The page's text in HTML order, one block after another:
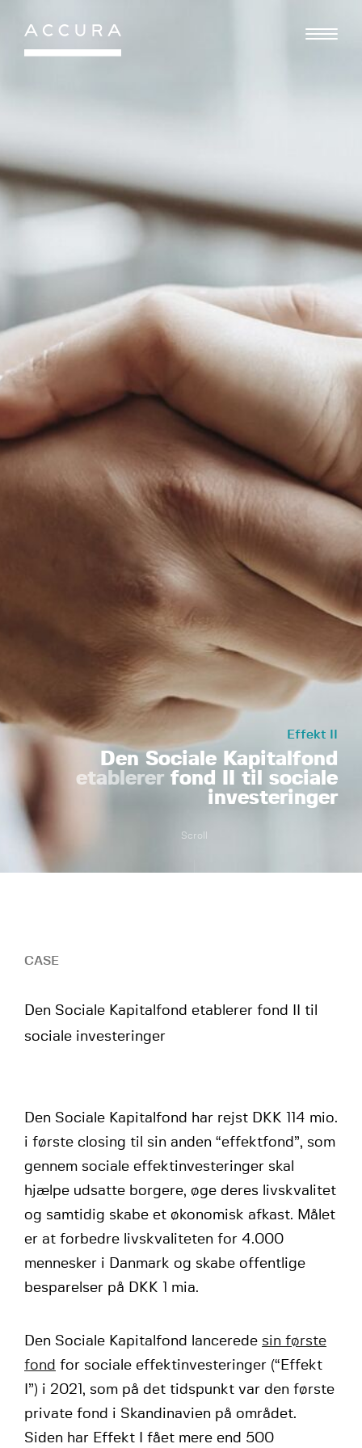
Gå
indhold
Effekt II
Den Sociale Kapitalfond
etablererfond II til sociale
investeringer
Scroll
CASE
Den Sociale Kapitalfond etablerer fond II til
sociale investeringer
Den Sociale Kapitalfond har rejst DKK 114 mio.
i første closing til sin anden “effektfond”, som
gennem sociale effektinvesteringer skal
hjælpe udsatte borgere, øge deres livskvalitet
og samtidig skabe et økonomisk afkast. Målet
er at forbedre livskvaliteten for 4.000
mennesker i Danmark og skabe offentlige
besparelser på DKK 1 mia.
Den Sociale Kapitalfond lancerede sin første
fond for sociale effektinvesteringer (“Effekt
I”) i 2021, som på det tidspunkt var den første
private fond i Skandinavien på området.
Siden har Effekt I fået mere end 500